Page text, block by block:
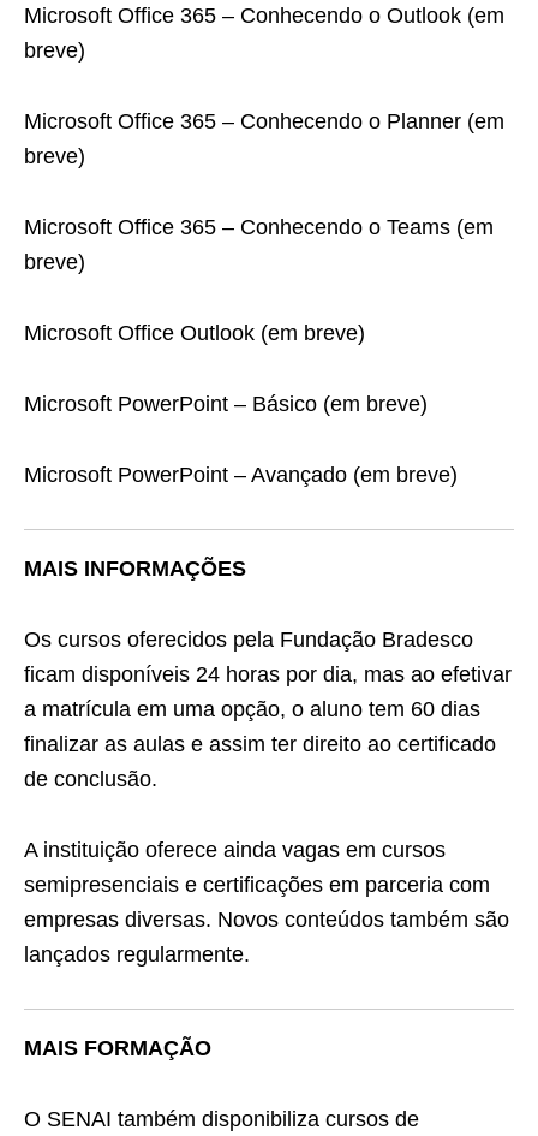
Microsoft Office 365 – Conhecendo o Outlook (em
breve)
Microsoft Office 365 – Conhecendo o Planner (em
breve)
Microsoft Office 365 – Conhecendo o Teams (em
breve)
Microsoft Office Outlook (em breve)
Microsoft PowerPoint – Básico (em breve)
Microsoft PowerPoint – Avançado (em breve)
MAIS INFORMAÇÕES
Os cursos oferecidos pela Fundação Bradesco
ficam disponíveis 24 horas por dia, mas ao efetivar
a matrícula em uma opção, o aluno tem 60 dias
finalizar as aulas e assim ter direito ao certificado
de conclusão.
A instituição oferece ainda vagas em cursos
semipresenciais e certificações em parceria com
empresas diversas. Novos conteúdos também são
lançados regularmente.
MAIS FORMAÇÃO
O SENAI também disponibiliza cursos de